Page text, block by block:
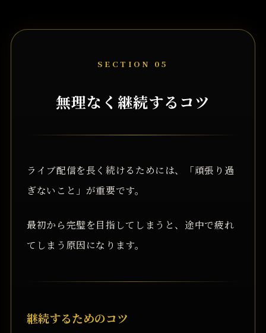
SECTION 05
無理なく継続するコツ
ライブ配信を長く続けるためには、「頑張り過
ぎないこと」が重要です。
最初から完璧を目指してしまうと、途中で疲れ
てしまう原因になります。
継続するためのコツ